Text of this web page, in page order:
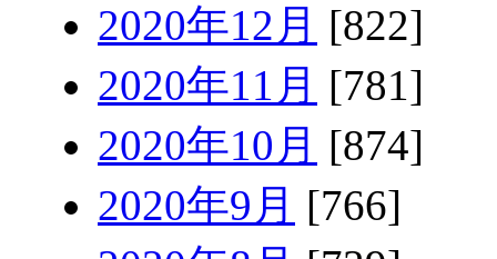
2020年12月 [822]
2020年11月 [781]
2020年10月 [874]
2020年9月 [766]